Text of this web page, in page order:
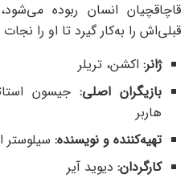
قاچاقچیان انسان ربوده
قبلی‌اش را به‌کار گیرد تا او را
ژانر: اکشن، تریلر
بازیگران اصلی: جیسون
هاربر
تهیه‌کننده و نویسنده: سیلوستر
کارگردان: دیوید آیر